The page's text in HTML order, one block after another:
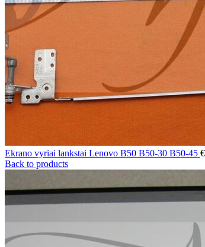
Ekrano vyriai lankstai Lenovo B50 B50-30 B50-45 €
Back to products